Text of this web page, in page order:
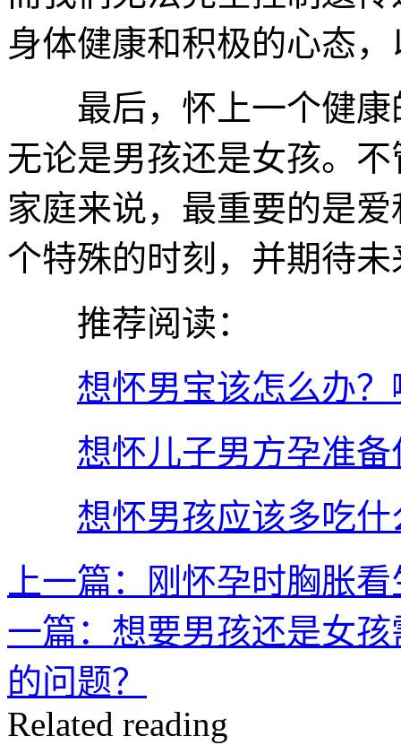
身体健康和积极的心态
最后，怀上一个健康
无论是男孩还是女孩。
家庭来说，最重要的是
个特殊的时刻，并期待
推荐阅读：
想怀男宝该怎么办
想怀儿子男方孕准
想怀男孩应该多吃
上一篇：刚怀孕时胸胀
一篇：想要男孩还是女
的问题？
Related reading